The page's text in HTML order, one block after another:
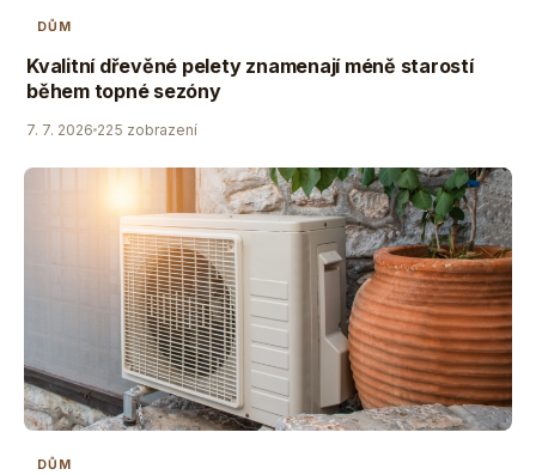
DŮM
Kvalitní dřevěné pelety znamenají méně starostí
během topné sezóny
7. 7. 2026 225 zobrazení
DŮM